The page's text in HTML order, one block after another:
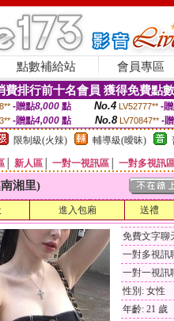
點數補給站 會員專區
費排行前十名會員 獲得免費點
-贈點8,000點 No.4 LV52777** -
-贈點4,000 點 No.8 LV70847** -
限制級(火辣) 輔導級(曖昧)
新人區 一對一視訊區 一對多視訊
湘里)
進入包廂 送禮
免費文字聊
一對多視訊
一對一視訊
性別: 女性
年齡: 21 歲